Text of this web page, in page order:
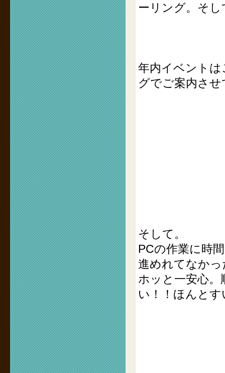
ーリング。そ
年内イベント
グでご案内さ
そして。
PCの作業に時
進めれてなか
ホッと一安心
い！！ほんと